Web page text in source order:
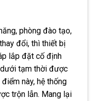
phòng đào tạo,
đổi, thì thiết bị
lắp đặt cố định
dưới tạm thời được
này, hệ thống
trộn lẫn. Mang lại